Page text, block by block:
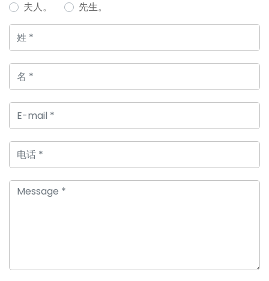
夫人。 先生。